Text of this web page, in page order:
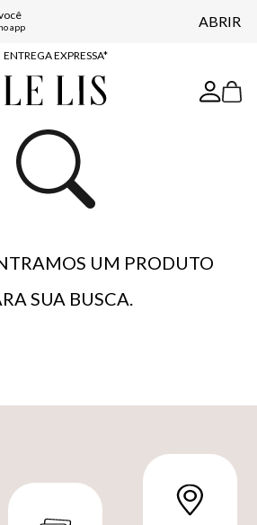
app ABRIR
ONLINE E RETIRE EM LOJA*
ENTREGA EXPRESSA*
FRETE GRÁTIS*
NA PRIMEIRA COMPRA*
UM PRODUTO
SUA BUSCA.